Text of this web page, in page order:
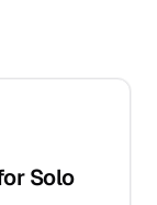
Solo